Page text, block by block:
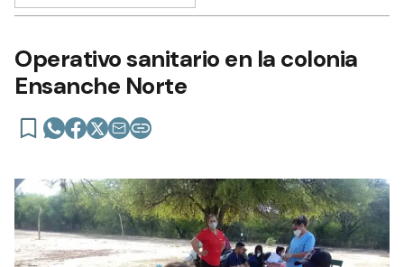
Operativo sanitario en la colonia
Ensanche Norte